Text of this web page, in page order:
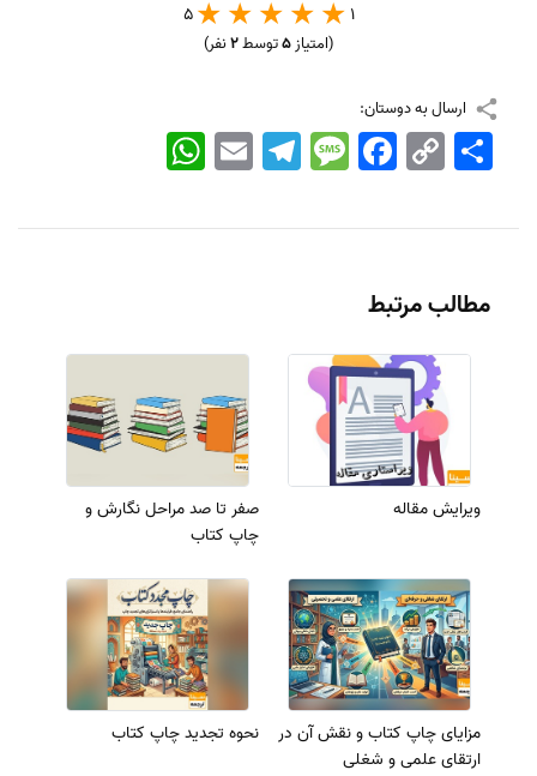
1
5
(امتیاز5توسط2نفر)
ارسال به دوستان:
WhatsApp EmailTelegramMessageFacebook Copy
Link
اشتراک
مطالب مرتبط
ویرایش مقاله
صفر تا صد مراحل نگارش و
چاپ کتاب
مزایای چاپ کتاب و نقش آن در
ارتقای علمی و شغلی
نحوه تجدید چاپ کتاب